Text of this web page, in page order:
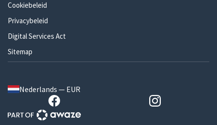
Cookiebeleid
Privacybeleid
Digital Services Act
Sitemap
Nederlands — EUR